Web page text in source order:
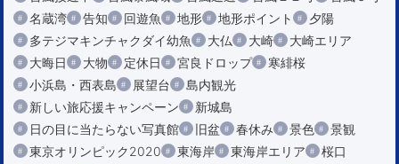
名蔵湾
告知 回遊魚 地形 地形ポイント
夕陽
多テジマキンチャクダイ幼魚
大仏 大崎
大崎エリア
大晦日
大物 定休日 宮良ドロップ
寒緋桜
小浜島・西表島
展望台
島内観光
新しい旅応援キャンペーン
新城島
日の目に当たらない写真館
旧盆 春休み 景色
景観
東京オリンピック2020
東海岸 東海岸エリア
桜口